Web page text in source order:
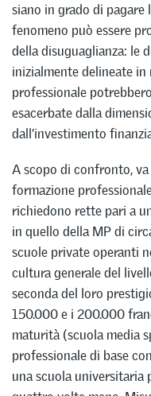
siano in grado di
fenomeno può essere
della disuguaglianza: le
inizialmente delineate in
professionale
esacerbate dalla
dall’investimento
A scopo di confronto,
formazione
richiedono rette pari a
in quello della MP di
scuole private operanti
cultura generale del
seconda del loro
150.000 e i 200.000
maturità (scuola media
professionale di base
una scuola universitaria